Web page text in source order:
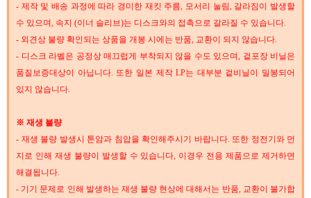
- 제작 및 배송 과정에 따라 경미한 재킷 주름, 모서리 눌림, 갈라짐이 발생할
수 있으며, 속지 (이너 슬리브)는 디스크와의 접촉으로 갈라질 수 있습니다.
- 외견상 불량 확인되는 상품을 개봉 시에는 반품, 교환이 되지 않습니다.
- 디스크 라벨은 공정상 매끄럽게 부착되지 않을 수도 있으며, 겉포장 비닐은
품질보증대상이 아닙니다. 또한 일본 제작 LP는 대부분 겉비닐이 밀봉되어
있지 않습니다.
※ 재생 불량
- 재생 불량 발생시 톤암과 침압을 확인해주시기 바랍니다. 또한 정전기와 먼
지로 인해 재생 불량이 발생할 수 있습니다, 이경우 전용 제품으로 제거하면
해결됩니다.
- 기기 문제로 인해 발생하는 재생 불량 현상에 대해서는 반품, 교환이 불가합